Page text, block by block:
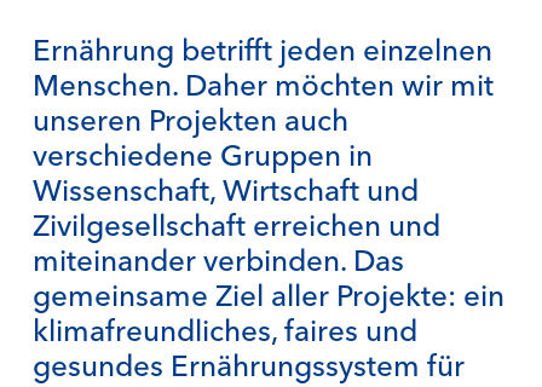
Ernährung betrifft jeden einzelnen
Menschen. Daher möchten wir mit
unseren Projekten auch
verschiedene Gruppen in
Wissenschaft, Wirtschaft und
Zivilgesellschaft erreichen und
miteinander verbinden. Das
gemeinsame Ziel aller Projekte: ein
klimafreundliches, faires und
gesundes Ernährungssystem für